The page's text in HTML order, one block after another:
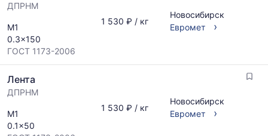
ДПРНМ
М1
0.3x150
ГОСТ 1173-2006
1 530 ₽ / кг
Новосибирск
Евромет
›
Лента
ДПРНМ
М1
0.1x50
1 530 ₽ / кг
Новосибирск
Евромет
›